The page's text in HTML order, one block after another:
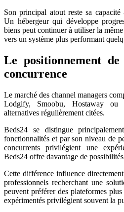
Son principal atout reste sa capacité
Un hébergeur qui développe
biens peut continuer à utiliser la
vers un système plus performant
Le positionnement
concurrence
Le marché des channel managers
Lodgify, Smoobu, Hostaway
alternatives régulièrement citées.
Beds24 se distingue
fonctionnalités et par son niveau de
concurrents privilégient une
Beds24 offre davantage de
Cette différence influence
professionnels recherchant une
peuvent préférer des plateformes
expérimentés privilégient souvent la